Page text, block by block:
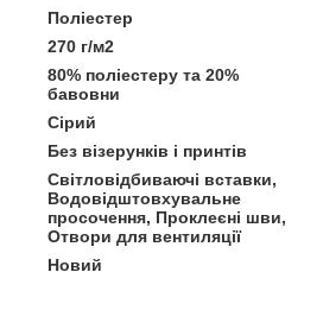
Поліестер
270 г/м2
80% поліестеру та 20%
бавовни
Сірий
Без візерунків і принтів
Світловідбиваючі вставки,
Водовідштовхувальне
просочення, Проклеєні шви,
Отвори для вентиляції
Новий